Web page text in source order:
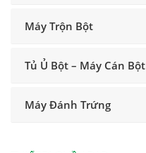
Máy Trộn Bột
Tủ Ủ Bột – Máy Cán Bột
Máy Đánh Trứng